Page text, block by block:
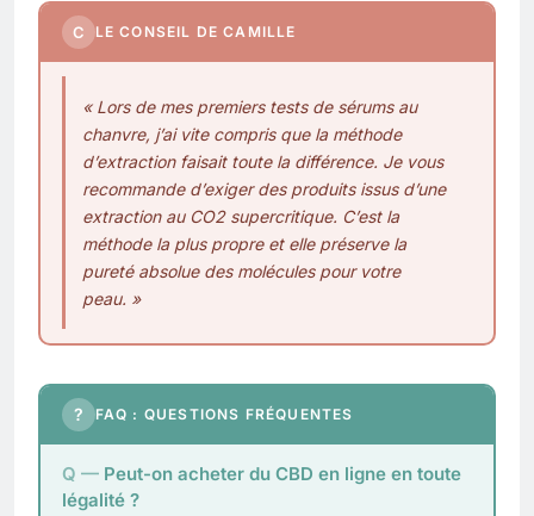
C LE CONSEIL DE CAMILLE
« Lors de mes premiers tests de sérums au
chanvre, j’ai vite compris que la méthode
d’extraction faisait toute la différence. Je vous
recommande d’exiger des produits issus d’une
extraction au CO2 supercritique. C’est la
méthode la plus propre et elle préserve la
pureté absolue des molécules pour votre
peau. »
? FAQ : QUESTIONS FRÉQUENTES
Peut-on acheter du CBD en ligne en toute
légalité ?